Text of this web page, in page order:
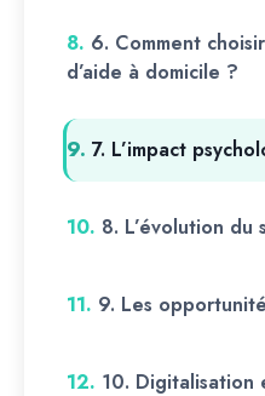
8. 6. Comment
d’aide à domicile ?
9. 7. L’impact
10. 8. L’évolution du
11. 9. Les
12. 10. Digitalisation